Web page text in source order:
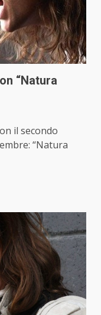
“Natura
il secondo
“Natura